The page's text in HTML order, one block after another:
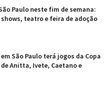
Paulo neste fim de semana:
teatro e feira de adoção
São Paulo terá jogos da Copa
de Anitta, Ivete, Caetano e